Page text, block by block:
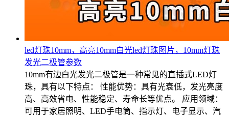
led灯珠10mm，高亮10mm白光led灯珠图片，10mm灯珠
发光二极管参数
10mm有边白光发光二极管是一种常见的直插式LED灯
珠，具有以下特点： 性能优势：具有光衰低，发光亮度
高、高效省电、性能稳定、寿命长等优点。 应用领域：
可用于家居照明、LED手电筒、指示灯、电子显示、汽